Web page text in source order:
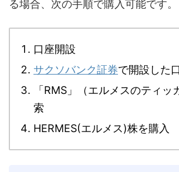
る場合、次の手順で購入可能です。
口座開設
サクソバンク証券で開設した
「RMS」（エルメスのティッ
索
HERMES(エルメス)株を購入